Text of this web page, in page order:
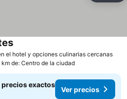
el hotel y opciones culinarias cercanas
km de: Centro de la ciudad
precios exactos
Ver precios